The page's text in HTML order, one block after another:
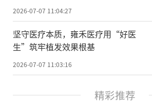
2026-07-07 11:04:27
坚守医疗本质，雍禾医疗用“好医
生”筑牢植发效果根基
2026-07-07 11:03:16
精彩推荐